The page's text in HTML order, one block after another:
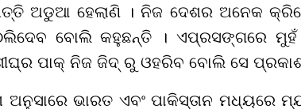
ଅଡୁଆ ହେଲାଣି । ନିଜ ଦେଶର ଅନେକ
ବୋଲି କହୁଛନ୍ତି । ଏପ୍ରସଙ୍ଗରେ ମୁହଁ
ପାକ୍ ନିଜ ଜିଦ୍ ରୁ ଓହରିବ ବୋଲି ସେ
ଭାରତ ଏବଂ ପାକିସ୍ତାନ ମଧ୍ୟରେ